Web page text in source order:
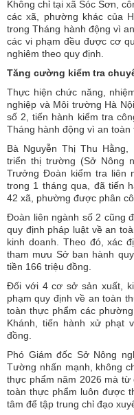
Không chỉ tại xã Sóc Sơn,
các xã, phường khác của
trong Tháng hành động vì
các vi phạm đều được cơ
nghiêm theo quy định.
Tăng cường kiểm tra
Thực hiện chức năng,
nghiệp và Môi trường Hà
số 2, tiến hành kiểm tra
Tháng hành động vì an toàn
Bà Nguyễn Thị Thu
triển thị trường (Sở Nông
Trưởng Đoàn kiểm tra liên
trong 1 tháng qua, đã tiến
42 xã, phường được phân
Đoàn liên ngành số 2 cũng
quy định pháp luật về an
kinh doanh. Theo đó, xác
tham mưu Sở ban hành
tiền 166 triệu đồng.
Đối với 4 cơ sở sản xuất,
phạm quy định về an toàn
toàn thực phẩm các
Khánh, tiến hành xử phạt
đồng.
Phó Giám đốc Sở Nông
Tường nhấn mạnh, không
thực phẩm năm 2026 mà từ
toàn thực phẩm luôn được
tâm để tập trung chỉ đạo